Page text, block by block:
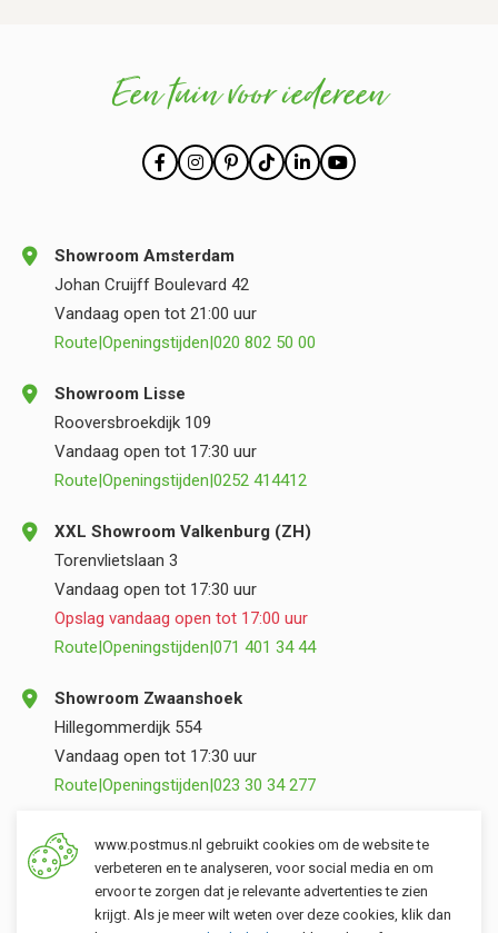
Een tuin voor iedereen
Showroom Amsterdam
Johan Cruijff Boulevard 42
Vandaag open tot 21:00 uur
Route|Openingstijden|020 802 50 00
Showroom Lisse
Rooversbroekdijk 109
Vandaag open tot 17:30 uur
Route|Openingstijden|0252 414412
XXL Showroom Valkenburg (ZH)
Torenvlietslaan 3
Vandaag open tot 17:30 uur
Opslag vandaag open tot 17:00 uur
Route|Openingstijden|071 401 34 44
Showroom Zwaanshoek
Hillegommerdijk 554
Vandaag open tot 17:30 uur
Route|Openingstijden|023 30 34 277
Opslag Valkenburg (ZH)
Torenvlietslaan 3
Vandaag open tot 17:00 uur
Route|Openingstijden |071 401 34 44
www.postmus.nl gebruikt cookies om de website te
verbeteren en te analyseren, voor social media en om
ervoor te zorgen dat je relevante advertenties te zien
krijgt. Als je meer wilt weten over deze cookies, klik dan